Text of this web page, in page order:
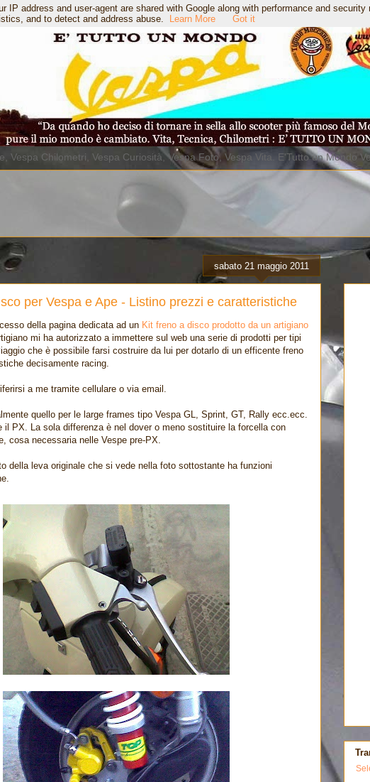
Vespa Chilometri, Vespa Curiosità, Vespa Foto, Vespa Vita. E'Tutto un Mondo
sabato 21 maggio 2011
per Vespa e Ape - Listino prezzi e caratteristiche
della pagina dedicata ad un Kit freno a disco prodotto da un artigiano
mi ha autorizzato a immettere sul web una serie di prodotti per tipi
che è possibile farsi costruire da lui per dotarlo di un efficente freno
decisamente racing.
a me tramite cellulare o via email.
quello per le large frames tipo Vespa GL, Sprint, GT, Rally ecc.ecc.
il PX. La sola differenza è nel dover o meno sostituire la forcella con
cosa necessaria nelle Vespe pre-PX.
della leva originale che si vede nella foto sottostante ha funzioni
address and user-agent are shared with Google along with performance and
and to detect and address abuse.
Learn More Got it